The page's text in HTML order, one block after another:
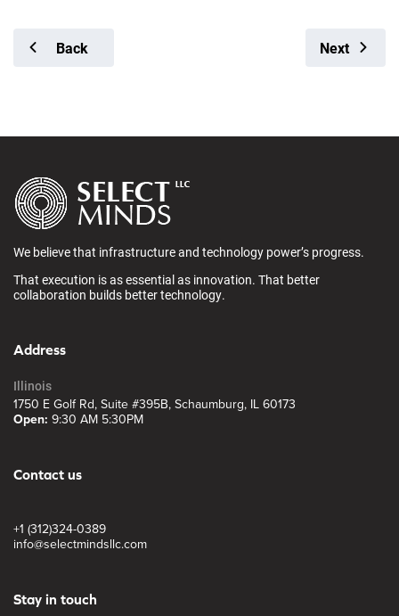
Back Next
We believe that infrastructure and technology power’s progress.
That execution is as essential as innovation. That better
collaboration builds better technology.
Address
Illinois
1750 E Golf Rd, Suite #395B, Schaumburg, IL 60173
Open: 9:30 AM 5:30PM
Contact us
+1 (312)324-0389
info@selectmindsllc.com
Stay in touch